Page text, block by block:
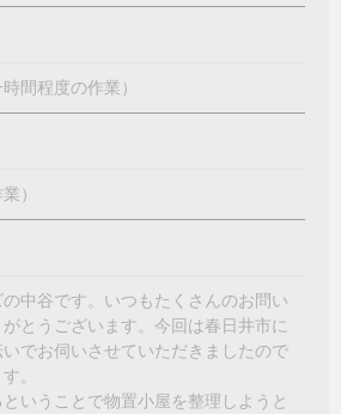
間程度の作業）
）
中谷です。いつもたくさんのお問い
とうございます。今回は春日井市に
でお伺いさせていただきましたので
。
いうことで物置小屋を整理しようと